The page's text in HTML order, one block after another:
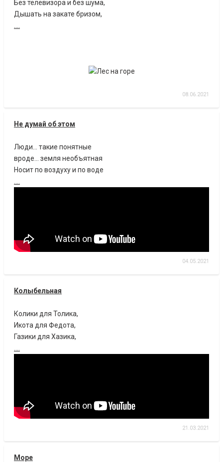
Без телевизора и без шума,
Дышать на закате бризом,
08.06.2021
Не думай об этом
Люди... такие понятные
вроде... земля необъятная
Носит по воздуху и по воде
04.05.2021
Колыбельная
Колики для Толика,
Икота для Федота,
Газики для Хазика,
21.03.2021
Море